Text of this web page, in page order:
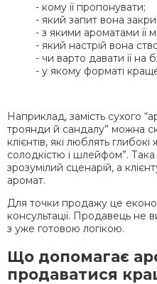
- кому її пропонувати;
- який запит вона
- з якими ароматами її
- який настрій вона
- чи варто давати її на
- у якому форматі
Наприклад, замість сухого
троянди й сандалу” можна
клієнтів, які люблять
солодкістю і шлейфом”.
зрозумілий сценарій, а
аромат.
Для точки продажу це
консультації. Продавець не
з уже готовою логікою.
Що допомагає
продаватися